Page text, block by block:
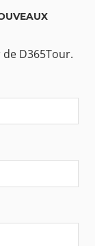
D365Tour.